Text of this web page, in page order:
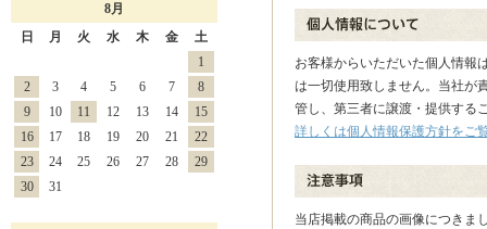
お客様からいただいた個人情報
は一切使用致しません。当社が
管し、第三者に譲渡・提供する
詳しくは個人情報保護方針をご
当店掲載の商品の画像につきま
8月
日
月 火 水 木 金
土
1
2
3 4 5 6 7
8
9
10 11 12 13 14
15
16
17 18 19 20 21
22
23
24 25 26 27 28
29
30
31